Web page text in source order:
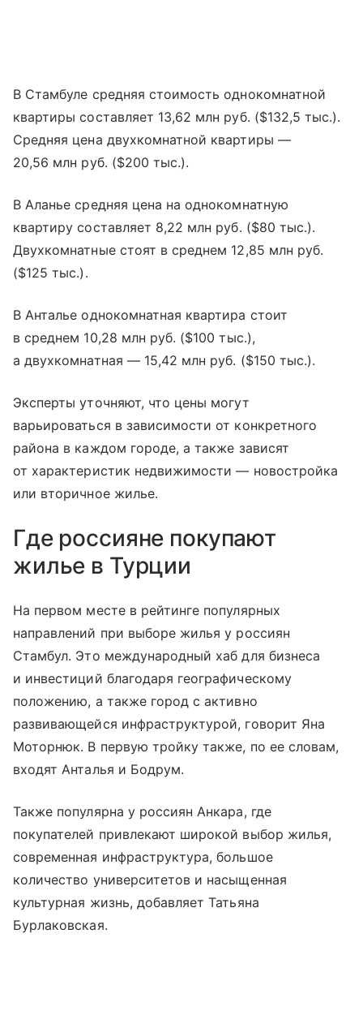
В Стамбуле средняя стоимость однокомнатной
квартиры составляет 13,62 млн руб. ($132,5 тыс.).
Средняя цена двухкомнатной квартиры —
20,56 млн руб. ($200 тыс.).
В Аланье средняя цена на однокомнатную
квартиру составляет 8,22 млн руб. ($80 тыс.).
Двухкомнатные стоят в среднем 12,85 млн руб.
($125 тыс.).
В Анталье однокомнатная квартира стоит
в среднем 10,28 млн руб. ($100 тыс.),
а двухкомнатная — 15,42 млн руб. ($150 тыс.).
Эксперты уточняют, что цены могут
варьироваться в зависимости от конкретного
района в каждом городе, а также зависят
от характеристик недвижимости — новостройка
или вторичное жилье.
Где россияне покупают
жилье в Турции
На первом месте в рейтинге популярных
направлений при выборе жилья у россиян
Стамбул. Это международный хаб для бизнеса
и инвестиций благодаря географическому
положению, а также город с активно
развивающейся инфраструктурой, говорит Яна
Моторнюк. В первую тройку также, по ее словам,
входят Анталья и Бодрум.
Также популярна у россиян Анкара, где
покупателей привлекают широкой выбор жилья,
современная инфраструктура, большое
количество университетов и насыщенная
культурная жизнь, добавляет Татьяна
Бурлаковская.